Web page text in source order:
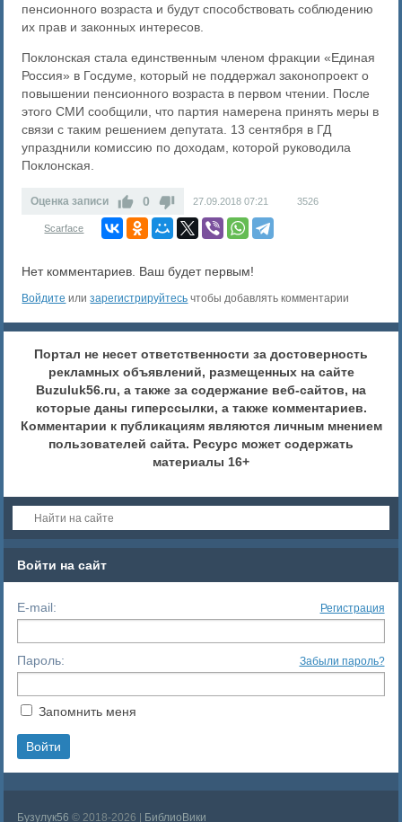
пенсионного возраста и будут способствовать соблюдению
их прав и законных интересов.
Поклонская стала единственным членом фракции «Единая
Россия» в Госдуме, который не поддержал законопроект о
повышении пенсионного возраста в первом чтении. После
этого СМИ сообщили, что партия намерена принять меры в
связи с таким решением депутата. 13 сентября в ГД
упразднили комиссию по доходам, которой руководила
Поклонская.
Оценка записи 0 27.09.2018 07:21 3526
Scarface
Нет комментариев. Ваш будет первым!
Войдите илизарегистрируйтесь чтобы добавлять комментарии
Портал не несет ответственности за достоверность
рекламных объявлений, размещенных на сайте
Buzuluk56.ru, а также за содержание веб-сайтов, на
которые даны гиперссылки, а также комментариев.
Комментарии к публикациям являются личным мнением
пользователей сайта. Ресурс может содержать
материалы 16+
Войти на сайт
E-mail: Регистрация
Пароль: Забыли пароль?
Запомнить меня
Бузулук56 © 2018-2026 | БиблиоВики